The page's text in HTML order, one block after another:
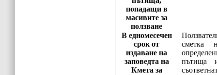
попадащи в
масивите за
ползване
В едномесечен
срок от
издаване на
заповедта на
Кмета за
сметка
пътища